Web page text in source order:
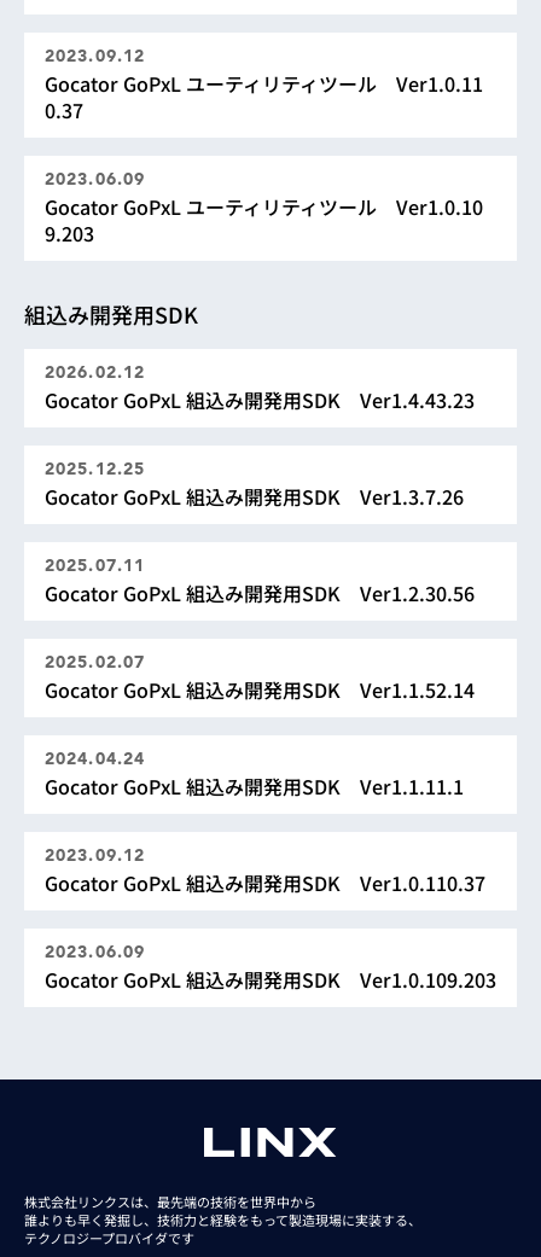
2023.09.12
Gocator GoPxL ユーティリティツール Ver1.0.11
0.37
2023.06.09
Gocator GoPxL ユーティリティツール Ver1.0.10
9.203
組込み開発用SDK
2026.02.12
Gocator GoPxL 組込み開発用SDK Ver1.4.43.23
2025.12.25
Gocator GoPxL 組込み開発用SDK Ver1.3.7.26
2025.07.11
Gocator GoPxL 組込み開発用SDK Ver1.2.30.56
2025.02.07
Gocator GoPxL 組込み開発用SDK Ver1.1.52.14
2024.04.24
Gocator GoPxL 組込み開発用SDK Ver1.1.11.1
2023.09.12
Gocator GoPxL 組込み開発用SDK Ver1.0.110.37
2023.06.09
Gocator GoPxL 組込み開発用SDK Ver1.0.109.203
株式会社リンクスは、最先端の技術を世界中から
誰よりも早く発掘し、技術力と経験をもって製造現場に実装する、
テクノロジープロバイダです